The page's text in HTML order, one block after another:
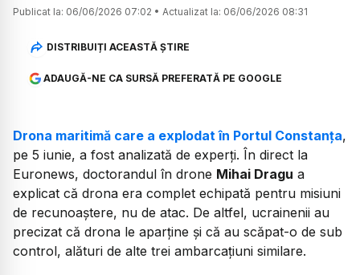
Publicat la: 06/06/2026 07:02 • Actualizat la: 06/06/2026 08:31
DISTRIBUIȚI ACEASTĂ ȘTIRE
ADAUGĂ-NE CA SURSĂ PREFERATĂ PE GOOGLE
Drona maritimă care a explodat în Portul Constanța,
pe 5 iunie, a fost analizată de experți. În direct la
Euronews, doctorandul în drone Mihai Dragu a
explicat că drona era complet echipată pentru misiuni
de recunoaștere, nu de atac. De altfel, ucrainenii au
precizat că drona le aparține și că au scăpat-o de sub
control, alături de alte trei ambarcațiuni similare.